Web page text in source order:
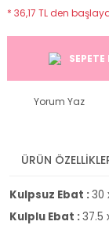
* 36,17 TL den
SEPETE
Yorum Yaz
ÜRÜN
Kulpsuz Ebat :30
Kulplu Ebat :37.5